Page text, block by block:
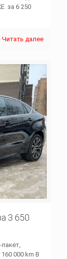
за 6 250
Читать далее
3 650
000 km В